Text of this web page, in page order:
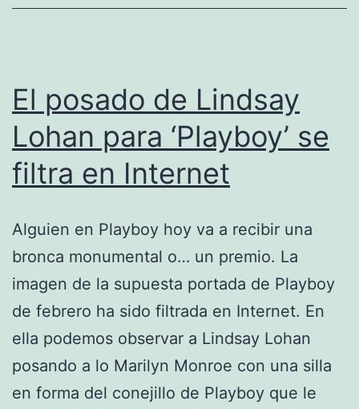
El posado de Lindsay
Lohan para ‘Playboy’ se
filtra en Internet
Alguien en Playboy hoy va a recibir una
bronca monumental o… un premio. La
imagen de la supuesta portada de Playboy
de febrero ha sido filtrada en Internet. En
ella podemos observar a Lindsay Lohan
posando a lo Marilyn Monroe con una silla
en forma del conejillo de Playboy que le